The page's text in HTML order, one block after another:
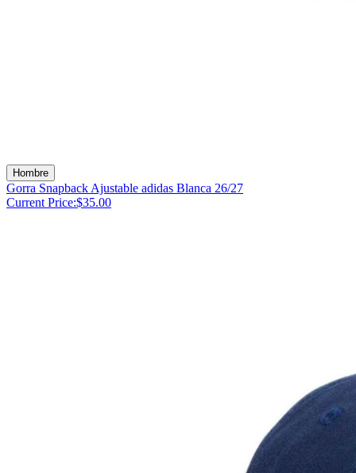
Hombre
Gorra Snapback Ajustable adidas Blanca 26/27
Current Price:$35.00